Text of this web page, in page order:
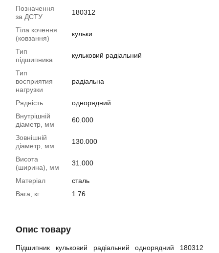
Позначення
за ДСТУ
180312
Тіла кочення
(ковзання)
кульки
Тип
підшипника
кульковий радіальний
Тип
восприятия
нагрузки
радіальна
Рядність
однорядний
Внутрішній
діаметр, мм
60.000
Зовнішній
діаметр, мм
130.000
Висота
(ширина), мм
31.000
Матеріал
сталь
Вага, кг
1.76
Опис товару
Підшипник кульковий радіальний однорядний 180312